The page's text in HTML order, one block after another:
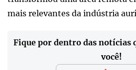
mais relevantes da indústria
Fique por dentro das notícias
você!